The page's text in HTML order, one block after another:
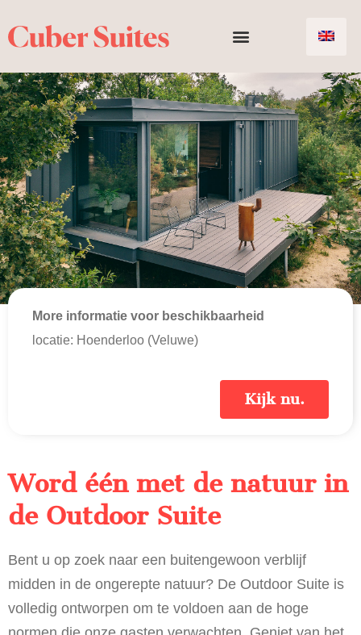
More informatie voor beschikbaarheid
locatie: Hoenderloo (Veluwe)
Kijk nu.
Word één met de natuur in
de Outdoor Suite
Bent u op zoek naar een buitengewoon verblijf
midden in de ongerepte natuur? De Outdoor Suite is
volledig ontworpen om te voldoen aan de hoge